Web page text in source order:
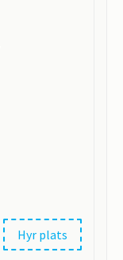
Hyr plats